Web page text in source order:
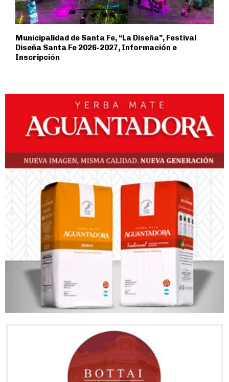
Municipalidad de Santa Fe, “La Diseña”, Festival
Diseña Santa Fe 2026-2027, Información e
Inscripción